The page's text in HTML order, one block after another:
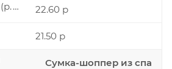
22.60 р
Цена от 30000 шт. (р./шт.)
21.50 р
Сумка-шоппер из спа